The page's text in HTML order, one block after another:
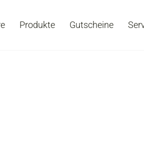
Produkte Gutscheine